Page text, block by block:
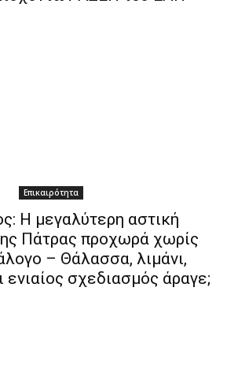
Επικαιρότητα
Η μεγαλύτερη αστική
Πάτρας προχωρά χωρίς
– Θάλασσα, λιμάνι,
ενιαίος σχεδιασμός άραγε;